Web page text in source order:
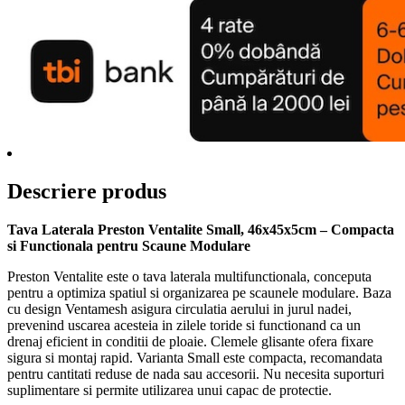
Descriere produs
Tava Laterala Preston Ventalite Small, 46x45x5cm – Compacta
si Functionala pentru Scaune Modulare
Preston Ventalite este o tava laterala multifunctionala, conceputa
pentru a optimiza spatiul si organizarea pe scaunele modulare. Baza
cu design Ventamesh asigura circulatia aerului in jurul nadei,
prevenind uscarea acesteia in zilele toride si functionand ca un
drenaj eficient in conditii de ploaie. Clemele glisante ofera fixare
sigura si montaj rapid. Varianta Small este compacta, recomandata
pentru cantitati reduse de nada sau accesorii. Nu necesita suporturi
suplimentare si permite utilizarea unui capac de protectie.